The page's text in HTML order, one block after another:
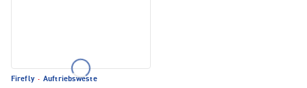
Firefly · Auftriebsweste